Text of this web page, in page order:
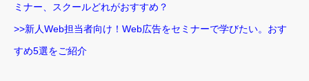
ミナー、スクールどれがおすすめ？
>>新人Web担当者向け！Web広告をセミナーで学びたい。おす
すめ5選をご紹介